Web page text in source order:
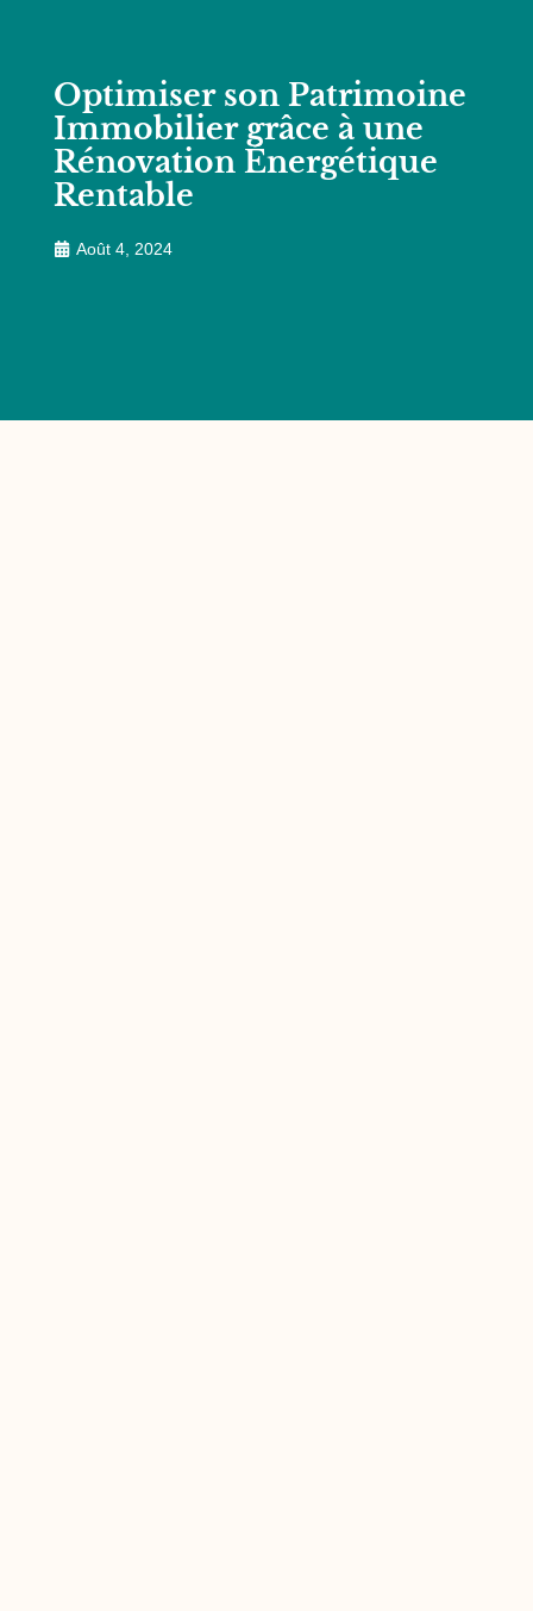
Optimiser son Patrimoine
Immobilier grâce à une
Rénovation Énergétique
Rentable
Août 4, 2024